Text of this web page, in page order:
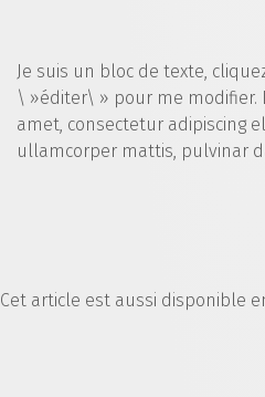
Je suis un bloc de texte,
\ »éditer\ » pour me modifier.
amet, consectetur adipiscing
ullamcorper mattis, pulvinar
Cet article est aussi disponible